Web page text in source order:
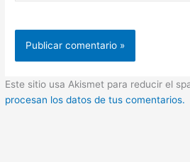
Este sitio usa Akismet para reducir el
procesan los datos de tus comentarios.